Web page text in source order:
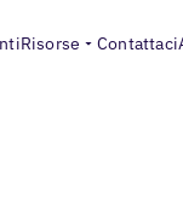
Risorse Contattaci